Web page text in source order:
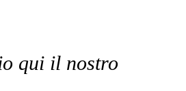
qui il nostro